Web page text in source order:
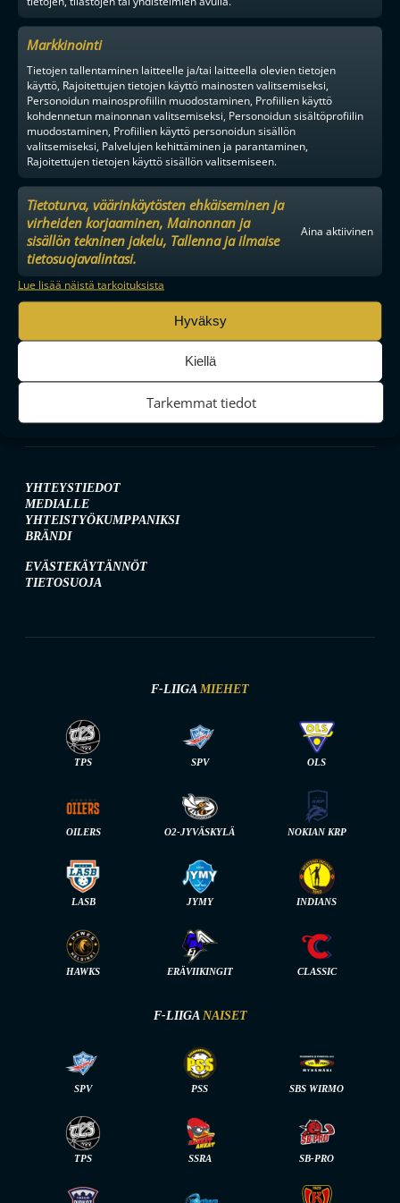
Markkinointi
Tietojen tallentaminen laitteelle ja/tai laitteella olevien tietojen
käyttö, Rajoitettujen tietojen käyttö mainosten valitsemiseksi,
Personoidun mainosprofiilin muodostaminen, Profiilien käyttö
kohdennetun mainonnan valitsemiseksi, Personoidun sisältöprofiilin
muodostaminen, Profiilien käyttö personoidun sisällön
valitsemiseksi, Palvelujen kehittäminen ja parantaminen,
Rajoitettujen tietojen käyttö sisällön valitsemiseen.
Tietoturva, väärinkäytösten ehkäiseminen ja
virheiden korjaaminen, Mainonnan ja
sisällön tekninen jakelu, Tallenna ja ilmaise
tietosuojavalintasi.
Aina aktiivinen
Lue lisää näistä tarkoituksista
Hyväksy
Kiellä
Tarkemmat tiedot
MAAILMAN VIIHDYTTÄVINTÄ SALIBANDYA
SEURAA MEITÄ SOMESSA
YHTEYSTIEDOT
MEDIALLE
YHTEISTYÖKUMPPANIKSI
BRÄNDI
EVÄSTEKÄYTÄNNÖT
TIETOSUOJA
F-LIIGA MIEHET
TPS SPV OLS
OILERS O2-JYVÄSKYLÄ NOKIAN KRP
LASB JYMY INDIANS
HAWKS ERÄVIIKINGIT CLASSIC
F-LIIGA NAISET
SPV PSS SBS WIRMO
TPS SSRA SB-PRO